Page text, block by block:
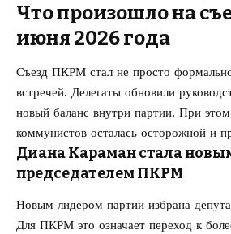
Что произошло на
июня 2026 года
Съезд ПКРМ стал не просто
встречей. Делегаты обновили
новый баланс внутри партии. При
коммунистов осталась осторожной и
Диана Караман стала
председателем ПКРМ
Новым лидером партии избрана
Для ПКРМ это означает переход к